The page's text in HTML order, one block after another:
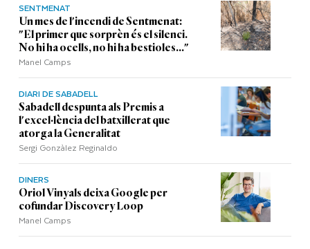
SENTMENAT
Un mes de l'incendi de Sentmenat:
"El primer que sorprèn és el silenci.
No hi ha ocells, no hi ha bestioles..."
Manel Camps
DIARI DE SABADELL
Sabadell despunta als Premis a
l'excel·lència del batxillerat que
atorga la Generalitat
Sergi Gonzàlez Reginaldo
DINERS
Oriol Vinyals deixa Google per
cofundar Discovery Loop
Manel Camps